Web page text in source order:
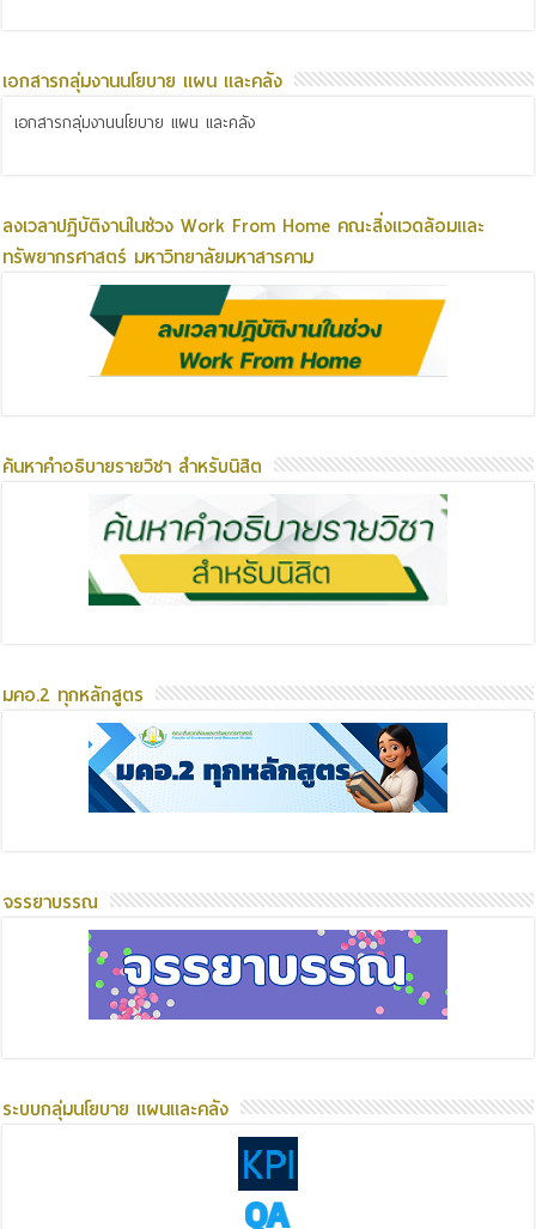
เอกสารกลุ่มงานนโยบาย แผน และคลัง
เอกสารกลุ่มงานนโยบาย แผน และคลัง
ลงเวลาปฏิบัติงานในช่วง Work From Home คณะสิ่งแวดล้อมและ
ทรัพยากรศาสตร์ มหาวิทยาลัยมหาสารคาม
ค้นหาคำอธิบายรายวิชา สำหรับนิสิต
มคอ.2 ทุกหลักสูตร
จรรยาบรรณ
ระบบกลุ่มนโยบาย แผนและคลัง